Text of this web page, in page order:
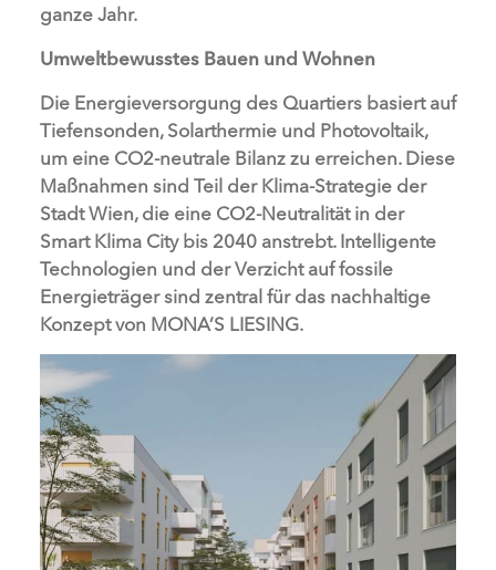
ganze Jahr.
Umweltbewusstes Bauen und Wohnen
Die Energieversorgung des Quartiers basiert auf
Tiefensonden, Solarthermie und Photovoltaik,
um eine CO2-neutrale Bilanz zu erreichen. Diese
Maßnahmen sind Teil der Klima-Strategie der
Stadt Wien, die eine CO2-Neutralität in der
Smart Klima City bis 2040 anstrebt. Intelligente
Technologien und der Verzicht auf fossile
Energieträger sind zentral für das nachhaltige
Konzept von MONA’S LIESING.